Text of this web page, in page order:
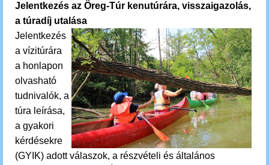
Jelentkezés az Öreg-Túr kenutúrára, visszaigazolás,
a túradíj utalása
Jelentkezés
a vízitúrára
a honlapon
olvasható
tudnivalók, a
túra leírása,
a gyakori
kérdésekre
(GYIK) adott válaszok, a részvételi és általános